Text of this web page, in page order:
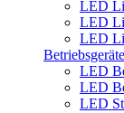
LED
LED
LED
Betriebsgeräte
LED
LED
LED